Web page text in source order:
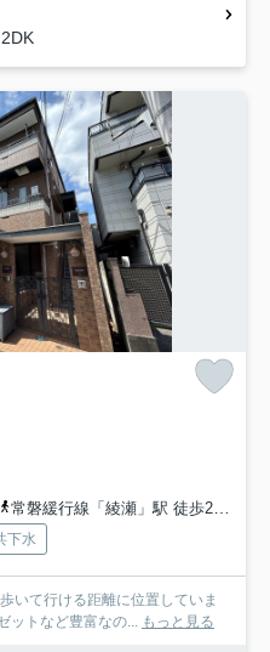
常磐緩行線「綾瀬」駅 徒歩27分
下水
いて行ける距離に位置していま
ットなど豊富なの... もっと見る